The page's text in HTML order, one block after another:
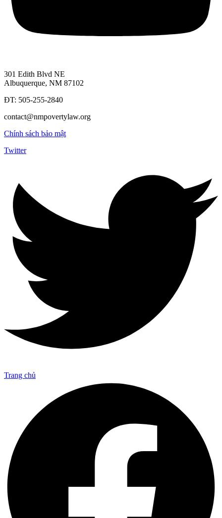
301 Edith Blvd NE
Albuquerque, NM 87102
ĐT: 505-255-2840
contact@nmpovertylaw.org
Chính sách bảo mật
Twitter
Trang chủ